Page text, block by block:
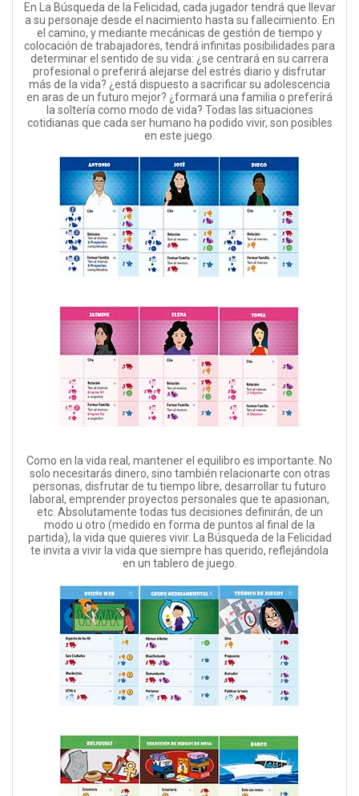
En La Búsqueda de la Felicidad, cada jugador tendrá que llevar
a su personaje desde el nacimiento hasta su fallecimiento. En
el camino, y mediante mecánicas de gestión de tiempo y
colocación de trabajadores, tendrá infinitas posibilidades para
determinar el sentido de su vida: ¿se centrará en su carrera
profesional o preferirá alejarse del estrés diario y disfrutar
más de la vida? ¿está dispuesto a sacrificar su adolescencia
en aras de un futuro mejor? ¿formará una familia o preferírá
la soltería como modo de vida? Todas las situaciones
cotidianas que cada ser humano ha podido vivir, son posibles
en este juego.
Como en la vida real, mantener el equilibro es importante. No
solo necesitarás dinero, sino también relacionarte con otras
personas, disfrutar de tu tiempo libre, desarrollar tu futuro
laboral, emprender proyectos personales que te apasionan,
etc. Absolutamente todas tus decisiones definirán, de un
modo u otro (medido en forma de puntos al final de la
partida), la vida que quieres vivir. La Búsqueda de la Felicidad
te invita a vivir la vida que siempre has querido, reflejándola
en un tablero de juego.